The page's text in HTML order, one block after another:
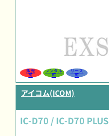
販売
可
レンタル
可
リース
可
アイコム(ICOM)
IC-D70 / IC-D70 PLUS